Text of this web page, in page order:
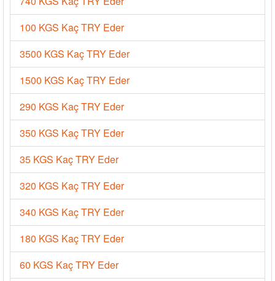
100 KGS Kaç TRY Eder
3500 KGS Kaç TRY Eder
1500 KGS Kaç TRY Eder
290 KGS Kaç TRY Eder
350 KGS Kaç TRY Eder
35 KGS Kaç TRY Eder
320 KGS Kaç TRY Eder
340 KGS Kaç TRY Eder
180 KGS Kaç TRY Eder
60 KGS Kaç TRY Eder